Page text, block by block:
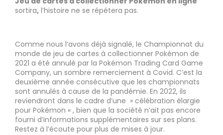
sortira, l’histoire ne se répétera pas.
Comme nous l’avons déjà signalé, le Championnat du
monde de jeu de cartes à collectionner Pokémon de
2021 a été annulé par la Pokémon Trading Card Game
Company, un sombre remerciement à Covid. C’est la
deuxième année consécutive que les championnats
sont annulés à cause de la pandémie. En 2022, ils
reviendront dans le cadre d’une » célébration élargie
pour Pokémon « , bien que la société n’ait pas encore
fourni d’informations supplémentaires sur ses plans.
Restez à l’écoute pour plus de mises à jour.